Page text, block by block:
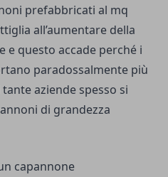
prefabbricati al mq
all’aumentare della
e questo accade perché i
paradossalmente più
aziende spesso si
di grandezza
capannone